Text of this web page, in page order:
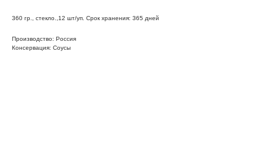
360 гр., стекло.,12 шт/уп. Срок хранения: 365 дней
Производство: Россия
Консервация: Соусы